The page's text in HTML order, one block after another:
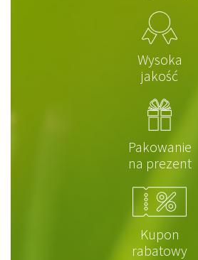
Wysoka
jakość
Pakowanie
na prezent
Kupon
rabatowy